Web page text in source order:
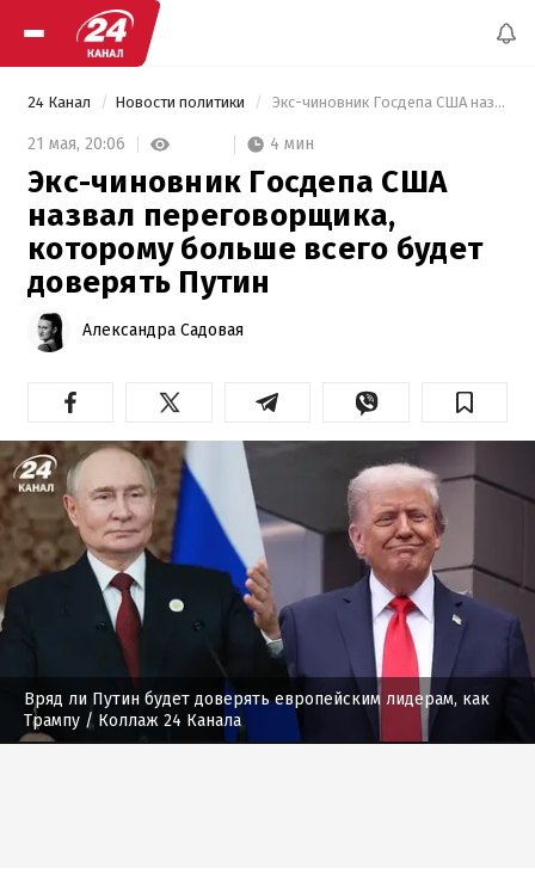
24 Канал Новости политики Экс-чиновник Госдепа США назвал переговорщика, которому больше всего будет доверять Путин
21 мая, 20:06 4 мин
Экс-чиновник Госдепа США
назвал переговорщика,
которому больше всего будет
доверять Путин
Александра Садовая
Вряд ли Путин будет доверять европейским лидерам, как
Трампу / Коллаж 24 Канала